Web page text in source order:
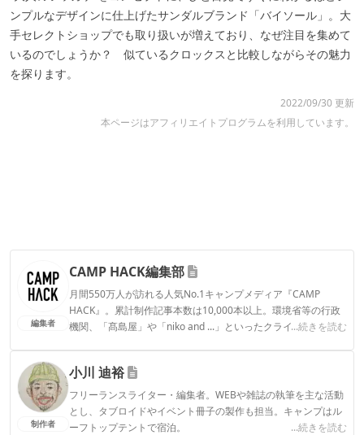
ンプルなデザインに仕上げたサンダルブランド「バイソール」。大
手セレクトショップでも取り扱いが増えており、なぜ注目を集めて
いるのでしょうか？ 似ているクロックスと比較しながらその魅力
を探ります。
2022/09/30 更新
本ページはアフィリエイトプログラムを利用しています。
編集者
CAMP HACK編集部
月間550万人が訪れる人気No.1キャンプメディア『CAMP
HACK』。累計制作記事本数は10,000本以上。環境省等の行政
機関、「髙島屋」や「niko and ...」といったクライアントとの
...続きを読む
CAMP HACK編集部のプロフィール
制作者
小川 迪裕
フリーランスライター・編集者。WEBや雑誌の執筆を主な活動
とし、タブロイドやイベント冊子の製作も担当。キャンプはル
ーフトップテントで宿泊。
...続きを読む